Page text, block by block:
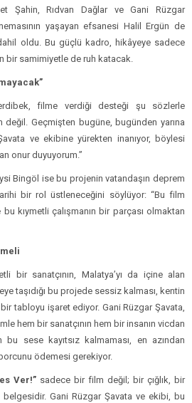
Şahin, Rıdvan Dağlar ve Gani Rüzgar
yaşayan efsanesi Halil Ergün de
oldu. Bu güçlü kadro, hikâyeye sadece
bir samimiyetle de ruh katacak.
filme verdiği desteği şu sözlerle
Geçmişten bugüne, bugünden yarına
ve ekibine yürekten inanıyor, böylesi
onur duyuyorum.”
Bingöl ise bu projenin vatandaşın deprem
bir rol üstleneceğini söylüyor: “Bu film
kıymetli çalışmanın bir parçası olmaktan
bir sanatçının, Malatya’yı da içine alan
taşıdığı bu projede sessiz kalması, kentin
bir tabloyu işaret ediyor. Gani Rüzgar Şavata,
hem bir sanatçının hem bir insanın vicdan
bu sese kayıtsız kalmaması, en azından
ödemesi gerekiyor.
Ver!” sadece bir film değil; bir çığlık, bir
Gani Rüzgar Şavata ve ekibi, bu